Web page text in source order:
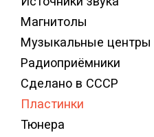
Магнитолы
Музыкальные центры
Радиоприёмники
Сделано в СССР
Пластинки
Тюнера